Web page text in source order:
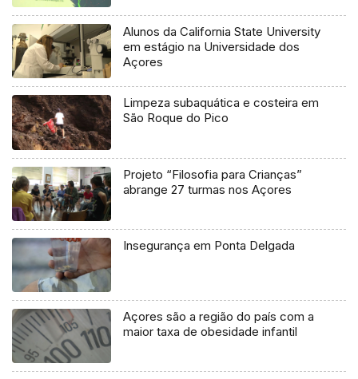
Alunos da California State University
em estágio na Universidade dos
Açores
Limpeza subaquática e costeira em
São Roque do Pico
Projeto “Filosofia para Crianças”
abrange 27 turmas nos Açores
Insegurança em Ponta Delgada
Açores são a região do país com a
maior taxa de obesidade infantil